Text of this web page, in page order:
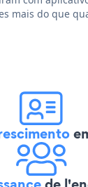
mais do que